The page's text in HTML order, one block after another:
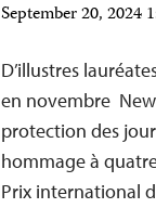
September 20, 2024
D’illustres
en novembre
protection des
hommage à
Prix international